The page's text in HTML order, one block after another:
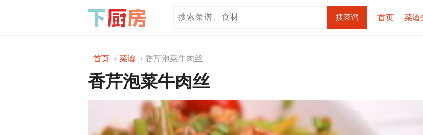
首页 菜谱
首页 菜谱 香芹泡菜牛肉丝
香芹泡菜牛肉丝